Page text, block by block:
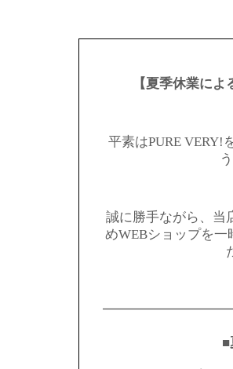
【夏季休業に
平素はPURE VERY!
誠に勝手ながら、当
めWEBショップを
■